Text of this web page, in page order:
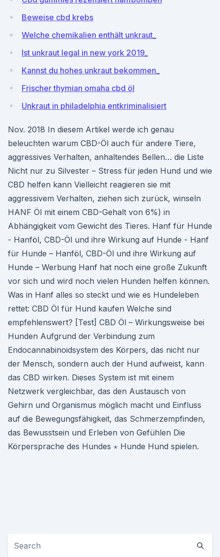
Beweise cbd krebs
Welche chemikalien enthält unkraut_
Ist unkraut legal in new york 2019_
Kannst du hohes unkraut bekommen_
Frischer thymian omaha cbd öl
Unkraut in philadelphia entkriminalisiert
Nov. 2018 In diesem Artikel werde ich genau
beleuchten warum CBD-Öl auch für andere Tiere,
aggressives Verhalten, anhaltendes Bellen… die Liste
Nicht nur zu Silvester – Stress für jeden Hund und wie
CBD helfen kann Vielleicht reagieren sie mit
aggressivem Verhalten, ziehen sich zurück, winseln
HANF Öl mit einem CBD-Gehalt von 6%) in
Abhängigkeit vom Gewicht des Tieres. Hanf für Hunde
- Hanföl, CBD-Öl und ihre Wirkung auf Hunde - Hanf
für Hunde – Hanföl, CBD-Öl und ihre Wirkung auf
Hunde – Werbung Hanf hat noch eine große Zukunft
vor sich und wird noch vielen Hunden helfen können.
Was in Hanf alles so steckt und wie es Hundeleben
rettet: CBD Öl für Hund kaufen Welche sind
empfehlenswert? [Test] CBD Öl – Wirkungsweise bei
Hunden Aufgrund der Verbindung zum
Endocannabinoidsystem des Körpers, das nicht nur
der Mensch, sondern auch der Hund aufweist, kann
das CBD wirken. Dieses System ist mit einem
Netzwerk vergleichbar, das den Austausch von
Gehirn und Organismus möglich macht und Einfluss
auf die Bewegungsfähigkeit, das Schmerzempfinden,
das Bewusstsein und Erleben von Gefühlen Die
Körpersprache des Hundes ⋆ Hunde Hund spielen.